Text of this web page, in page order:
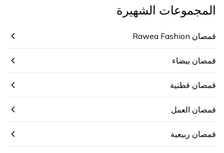
المجموعات الشهيرة
قمصان Rawea Fashion
قمصان بيضاء
قمصان قطنية
قمصان العمل
قمصان ربيعية